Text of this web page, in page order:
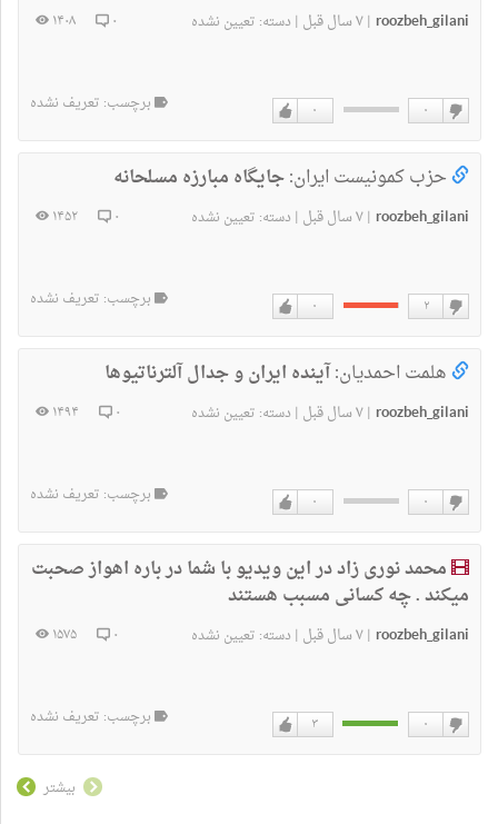
roozbeh_gilani
|۷ سال قبل | دسته: تعیین نشده ۰ ۱۴۰۸
۰ ۰
ندارم
برچسب: تعریف نشده
حزب کمونیست ایران:جایگاه مبارزه مسلحانه
roozbeh_gilani
|۷ سال قبل | دسته: تعیین نشده ۰ ۱۴۵۲
۰ ۲
ندارم
برچسب: تعریف نشده
هلمت احمدیان:آینده ایران و جدال آلترناتیوها
roozbeh_gilani
|۷ سال قبل | دسته: تعیین نشده ۰ ۱۴۹۴
۰ ۰ برچسب: تعریف نشده
محمد نوری زاد در این ویدیو با شما در باره اهواز صحبت
میکند . چه کسانی مسبب هستند
roozbeh_gilani
|۷ سال قبل | دسته: تعیین نشده ۰ ۱۵۷۵
۳ ۰ برچسب: تعریف نشده
بیشتر